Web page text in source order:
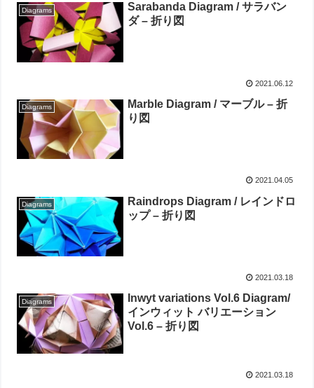
Diagrams
Sarabanda Diagram / サラバン
ダ – 折り図
2021.06.12
Diagrams
Marble Diagram / マーブル – 折
り図
2021.04.05
Diagrams
Raindrops Diagram / レインドロ
ップ – 折り図
2021.03.18
Diagrams
Inwyt variations Vol.6 Diagram/
インウィット バリエーション
Vol.6 – 折り図
2021.03.18